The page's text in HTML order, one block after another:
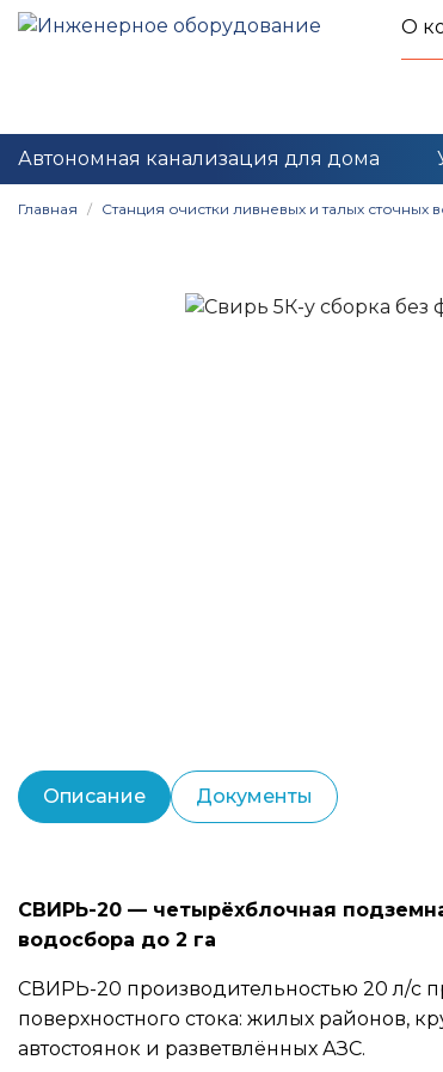
О
Автономная канализация для дома
Главная Станция очистки ливневых и талых сточных
Описание Документы
СВИРЬ-20 — четырёхблочная
водосбора до 2 га
СВИРЬ-20 производительностью 20 л/с
поверхностного стока: жилых районов,
автостоянок и разветвлённых АЗС.